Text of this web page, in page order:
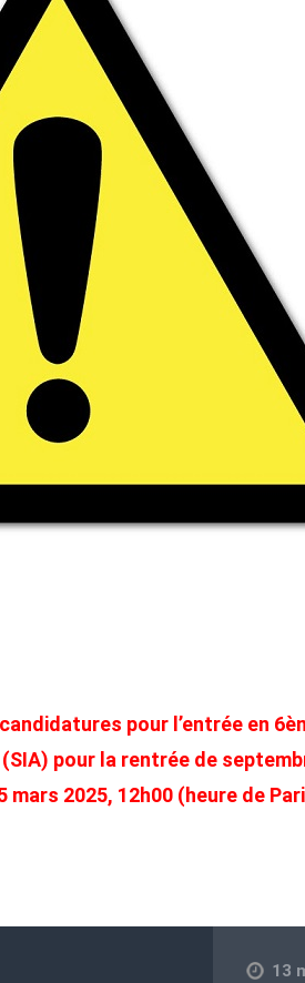
pour l’entrée en
pour la rentrée de
mars 2025, 12h00 (heure de
13